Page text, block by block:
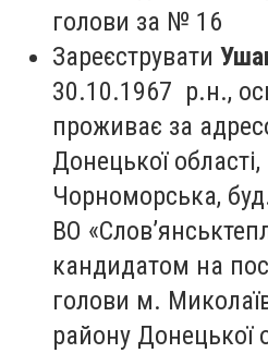
голови за № 16
Зареєструвати
30.10.1967 р.н.,
проживає за
Донецької
Чорноморська,
ВО
кандидатом на
голови м.
району Донецької